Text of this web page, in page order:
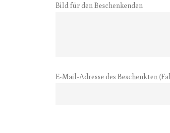
Bild für den Beschenkenden
E-Mail-Adresse des Beschenkten